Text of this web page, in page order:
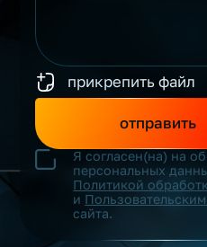
прикрепить файл
отправить
Я согласен(на) на
персональных
Политикой
и
сайта.